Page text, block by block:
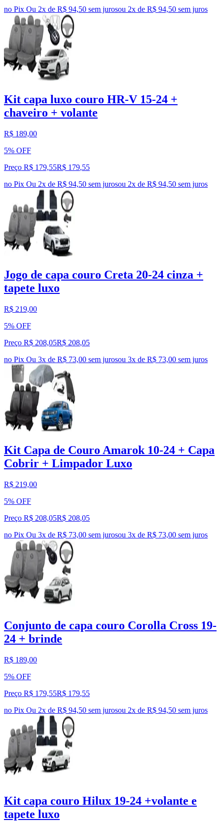
no Pix Ou 2x de R$ 94,50 sem jurosou 2x de R$ 94,50 sem juros
Kit capa luxo couro HR-V 15-24 +
chaveiro + volante
R$ 189,00
5% OFF
Preço R$ 179,55R$ 179,55
no Pix Ou 2x de R$ 94,50 sem jurosou 2x de R$ 94,50 sem juros
Jogo de capa couro Creta 20-24 cinza +
tapete luxo
R$ 219,00
5% OFF
Preço R$ 208,05R$ 208,05
no Pix Ou 3x de R$ 73,00 sem jurosou 3x de R$ 73,00 sem juros
Kit Capa de Couro Amarok 10-24 + Capa
Cobrir + Limpador Luxo
R$ 219,00
5% OFF
Preço R$ 208,05R$ 208,05
no Pix Ou 3x de R$ 73,00 sem jurosou 3x de R$ 73,00 sem juros
Conjunto de capa couro Corolla Cross 19-
24 + brinde
R$ 189,00
5% OFF
Preço R$ 179,55R$ 179,55
no Pix Ou 2x de R$ 94,50 sem jurosou 2x de R$ 94,50 sem juros
Kit capa couro Hilux 19-24 +volante e
tapete luxo